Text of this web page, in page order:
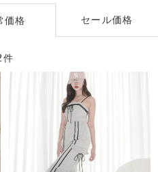
価格 セール価格
件